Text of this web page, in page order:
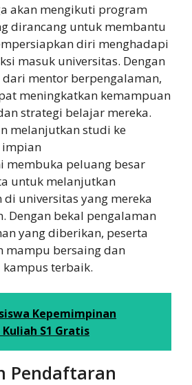
akan mengikuti program
dirancang untuk membantu
diri menghadapi
masuk universitas. Dengan
mentor berpengalaman,
meningkatkan kemampuan
strategi belajar mereka.
melanjutkan studi ke
impian
membuka peluang besar
untuk melanjutkan
universitas yang mereka
Dengan bekal pengalaman
yang diberikan, peserta
mampu bersaing dan
terbaik.
Kepemimpinan
Kuliah S1 Gratis
Pendaftaran